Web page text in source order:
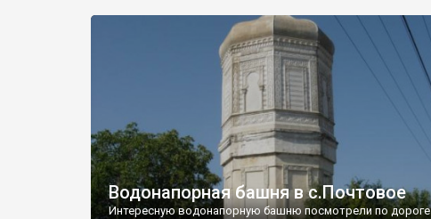
Водонапорная башня в с.Почтовое
Интересную водонапорную башню посмотрели по дороге